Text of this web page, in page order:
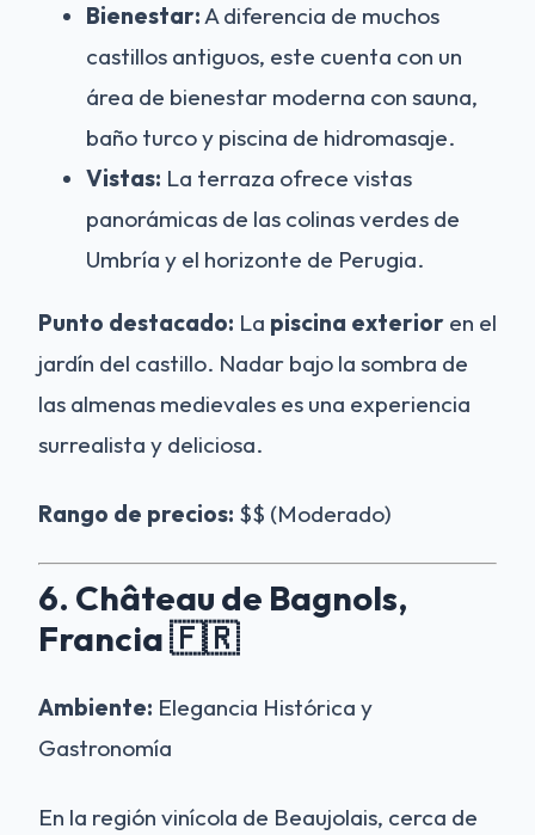
Bienestar:A diferencia de muchos
castillos antiguos, este cuenta con un
área de bienestar moderna con sauna,
baño turco y piscina de hidromasaje.
Vistas: La terraza ofrece vistas
panorámicas de las colinas verdes de
Umbría y el horizonte de Perugia.
Punto destacado: La piscina exterior en el
jardín del castillo. Nadar bajo la sombra de
las almenas medievales es una experiencia
surrealista y deliciosa.
Rango de precios: $$ (Moderado)
6. Château de Bagnols,
Francia 🇫🇷
Ambiente: Elegancia Histórica y
Gastronomía
En la región vinícola de Beaujolais, cerca de